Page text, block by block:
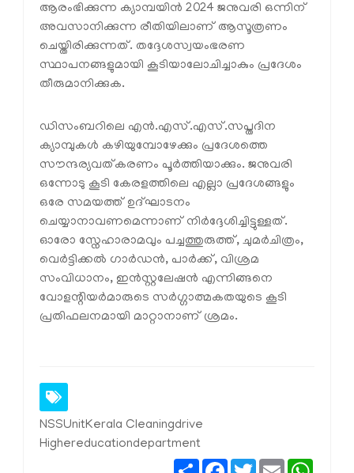
ആരംഭിക്കുന്ന ക്യാമ്പയിൻ 2024 ജനുവരി ഒന്നിന്
അവസാനിക്കുന്ന രീതിയിലാണ് ആസൂത്രണം
ചെയ്തിരിക്കുന്നത്. തദ്ദേശസ്വയംഭരണ
സ്ഥാപനങ്ങളുമായി കൂടിയാലോചിച്ചാകും പ്രദേശം
തീരുമാനിക്കുക.
ഡിസംബറിലെ എൻ.എസ്.എസ്.സപ്തദിന
ക്യാമ്പുകൾ കഴിയുമ്പോഴേക്കും പ്രദേശത്തെ
സൗന്ദര്യവത്കരണം പൂർത്തിയാക്കും. ജനുവരി
ഒന്നോടു കൂടി കേരളത്തിലെ എല്ലാ പ്രദേശങ്ങളും
ഒരേ സമയത്ത് ഉദ്‌ഘാടനം
ചെയ്യാനാവണമെന്നാണ് നിർദ്ദേശിച്ചിട്ടുള്ളത്.
ഓരോ സ്നേഹാരാമവും പച്ചത്തുരുത്ത്, ചുമർചിത്രം,
വെർട്ടിക്കൽ ഗാർഡൻ, പാർക്ക്, വിശ്രമ
സംവിധാനം, ഇൻസ്റ്റലേഷൻ എന്നിങ്ങനെ
വോളന്റിയർമാരുടെ സർഗ്ഗാത്മകതയുടെ കൂടി
പ്രതിഫലനമായി മാറ്റാനാണ് ശ്രമം.
NSSUnitKerala Cleaningdrive
Highereducationdepartment
ShareFacebook
TwitterEmail